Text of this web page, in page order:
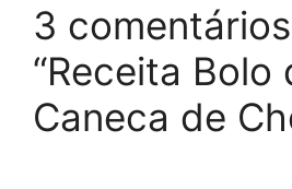
3
“Receita Bolo
Caneca de